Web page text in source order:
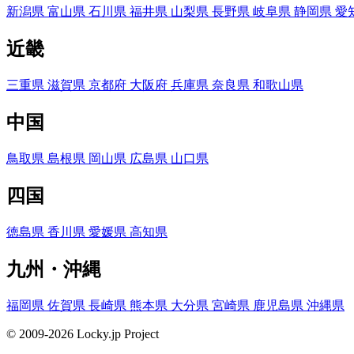
新潟県 富山県 石川県 福井県 山梨県 長野県 岐阜県 静岡県 愛
近畿
三重県 滋賀県 京都府 大阪府 兵庫県 奈良県 和歌山県
中国
鳥取県 島根県 岡山県 広島県 山口県
四国
徳島県 香川県 愛媛県 高知県
九州・沖縄
福岡県 佐賀県 長崎県 熊本県 大分県 宮崎県 鹿児島県 沖縄県
© 2009-2026 Locky.jp Project